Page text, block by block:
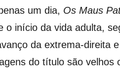
um dia, Os Maus
o início da vida adulta,
da extrema-direita
do título são velhos